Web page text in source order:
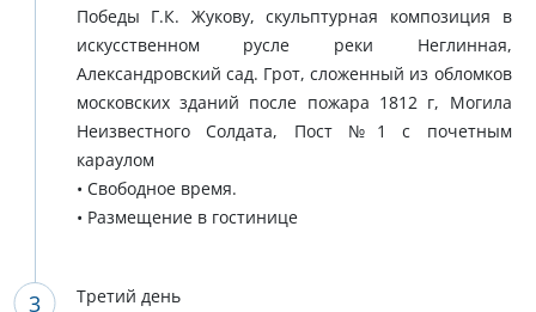
Победы Г.К. Жукову, скульптурная композиция в
искусственном русле реки Неглинная,
Александровский сад. Грот, сложенный из обломков
московских зданий после пожара 1812 г, Могила
Неизвестного Солдата, Пост №1 с почетным
караулом
• Свободное время.
• Размещение в гостинице
Третий день